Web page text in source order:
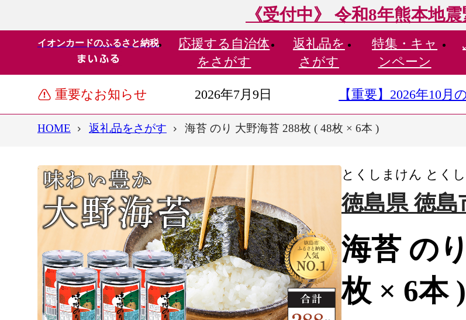
《受付中》 令和8年熊本地
イオンカードのふるさと納税 応援する 自治体
をさがす
返礼品を
さがす
特集・ キャ
ンペーン
重要なお知らせ 2026年7月9日 【重要】2026年10
HOME 返礼品をさがす 海苔 のり 大野海苔 288枚 ( 48枚 × 6本 )
とくしまけん とく
徳島県 徳島
海苔 の
枚 × 6本